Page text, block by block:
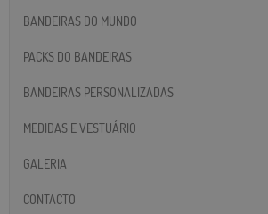
BANDEIRAS DO MUNDO
PACKS DO BANDEIRAS
BANDEIRAS PERSONALIZADAS
MEDIDAS E VESTUÁRIO
GALERIA
CONTACTO